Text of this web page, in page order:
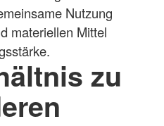
Nutzung
materiellen Mittel
zu